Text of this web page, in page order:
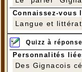
Connaissez-vous
Langue et
Quizz à
Personnalités
Des Gignacois